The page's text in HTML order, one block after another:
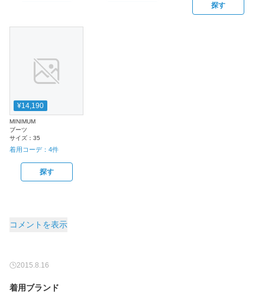
探す
¥14,190
MINIMUM
ブーツ
サイズ： 35
着用コーデ： 4件
探す
コメントを表示
2015.8.16
着用ブランド